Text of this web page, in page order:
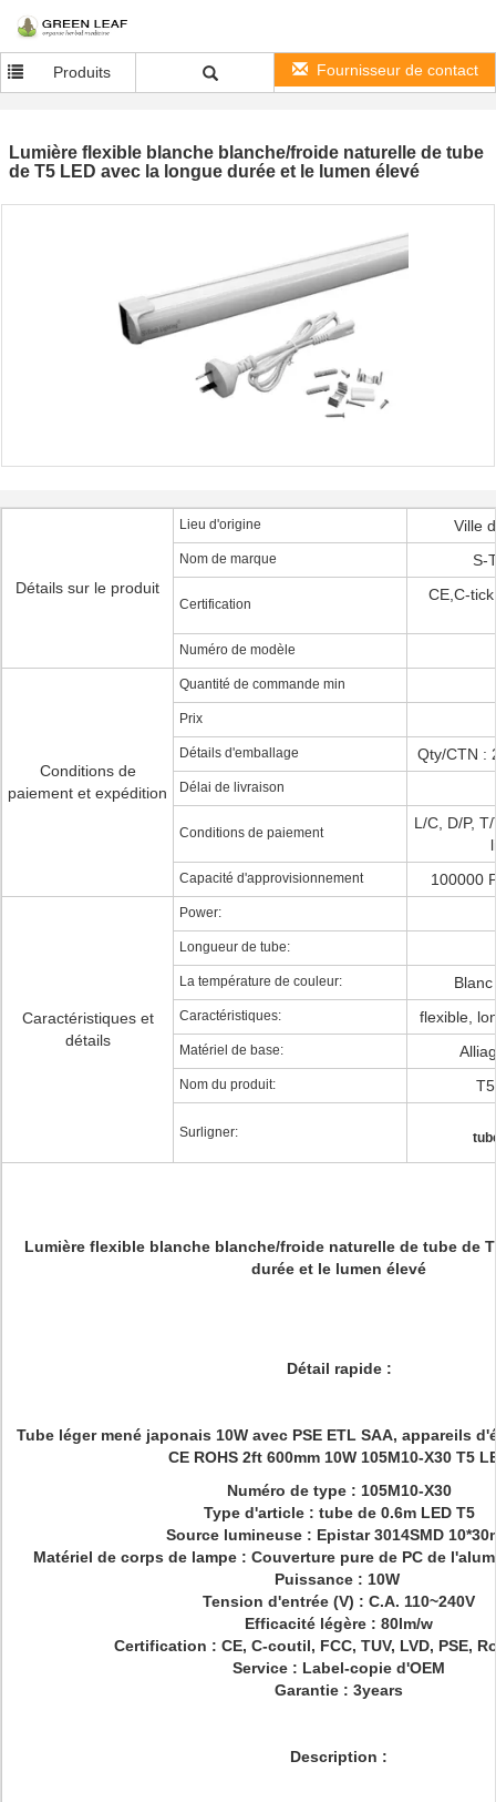
Produits Fournisseur de contact
Lumière flexible blanche blanche/froide naturelle de tube
de T5 LED avec la longue durée et le lumen élevé
Détails sur le produit
Lieu d'origine Ville
Nom de marque S-
Certification
CE,C-
Numéro de modèle
Conditions de
paiement et expédition
Quantité de commande min
Prix
Détails d'emballage Qty/CTN :
Délai de livraison
Conditions de paiement
L/C, D/P,
Capacité d'approvisionnement 100000
Caractéristiques et
détails
Power:
Longueur de tube:
La température de couleur:
Caractéristiques: flexible,
Matériel de base:
Nom du produit:
Surligner:
Lumière flexible blanche blanche/froide naturelle de tube de
durée et le lumen élevé
Détail rapide :
Tube léger mené japonais 10W avec PSE ETL SAA, appareils
CE ROHS 2ft 600mm 10W 105M10-X30 T5
Numéro de type : 105M10-X30
Type d'article : tube de 0.6m LED T5
Source lumineuse : Epistar 3014SMD
Matériel de corps de lampe : Couverture pure de PC de
Puissance : 10W
Tension d'entrée (V) : C.A. 110~240V
Efficacité légère : 80lm/w
Certification : CE, C-coutil, FCC, TUV, LVD, PSE,
Service : Label-copie d'OEM
Garantie : 3years
Description :